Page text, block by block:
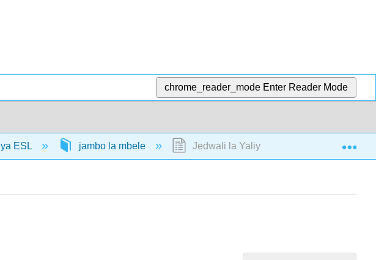
chrome_reader_mode Enter Reader Mode
ESL jambo la mbele Jedwali la Yaliyomo